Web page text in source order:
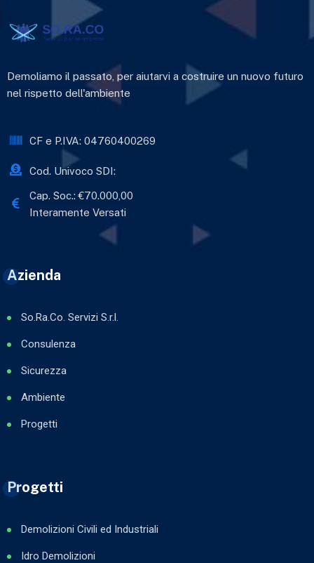
Demoliamo il passato, per aiutarvi a costruire un nuovo futuro
nel rispetto dell'ambiente
CF e P.IVA: 04760400269
Cod. Univoco SDI:
Cap. Soc.: €70.000,00
Interamente Versati
Azienda
So.Ra.Co. Servizi S.r.l.
Consulenza
Sicurezza
Ambiente
Progetti
Progetti
Demolizioni Civili ed Industriali
Idro Demolizioni